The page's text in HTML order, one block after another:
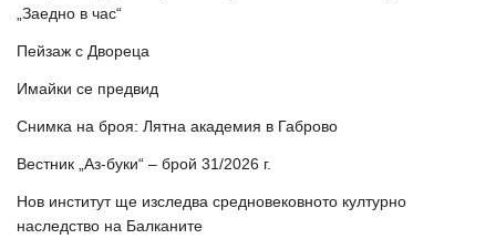
„Заедно в час“
Пейзаж с Двореца
Имайки се предвид
Снимка на броя: Лятна академия в Габрово
Вестник „Аз-буки“ – брой 31/2026 г.
Нов институт ще изследва средновековното културно
наследство на Балканите